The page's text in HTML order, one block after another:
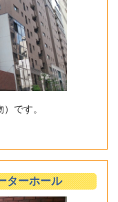
です。
ターホール